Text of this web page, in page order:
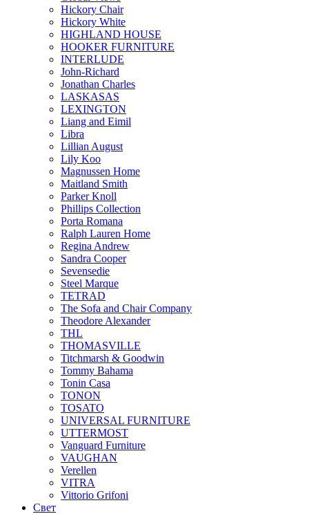
Hickory Chair
Hickory White
HIGHLAND HOUSE
HOOKER FURNITURE
INTERLUDE
John-Richard
Jonathan Charles
LASKASAS
LEXINGTON
Liang and Eimil
Libra
Lillian August
Lily Koo
Magnussen Home
Maitland Smith
Parker Knoll
Phillips Collection
Porta Romana
Ralph Lauren Home
Regina Andrew
Sandra Cooper
Sevensedie
Steel Marque
TETRAD
The Sofa and Chair Company
Theodore Alexander
THL
THOMASVILLE
Titchmarsh & Goodwin
Tommy Bahama
Tonin Casa
TONON
TOSATO
UNIVERSAL FURNITURE
UTTERMOST
Vanguard Furniture
VAUGHAN
Verellen
VITRA
Vittorio Grifoni
Свет